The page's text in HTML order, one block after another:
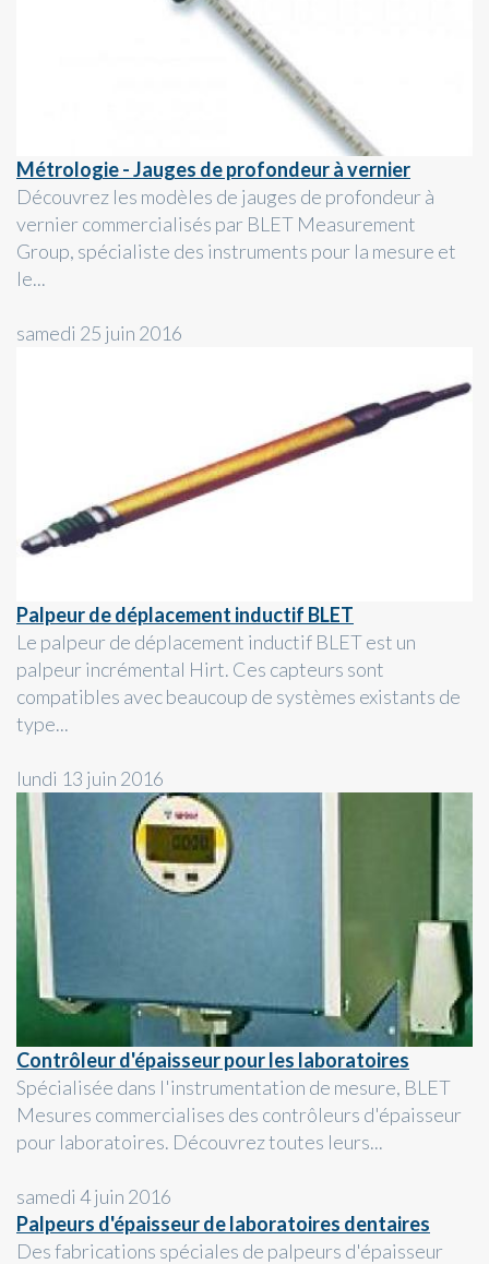
Métrologie - Jauges de profondeur à vernier
Découvrez les modèles de jauges de profondeur à
vernier commercialisés par BLET Measurement
Group, spécialiste des instruments pour la mesure et
le...
samedi 25 juin 2016
Palpeur de déplacement inductif BLET
Le palpeur de déplacement inductif BLET est un
palpeur incrémental Hirt. Ces capteurs sont
compatibles avec beaucoup de systèmes existants de
type...
lundi 13 juin 2016
Contrôleur d'épaisseur pour les laboratoires
Spécialisée dans l'instrumentation de mesure, BLET
Mesures commercialises des contrôleurs d'épaisseur
pour laboratoires. Découvrez toutes leurs...
samedi 4 juin 2016
Palpeurs d'épaisseur de laboratoires dentaires
Des fabrications spéciales de palpeurs d'épaisseur